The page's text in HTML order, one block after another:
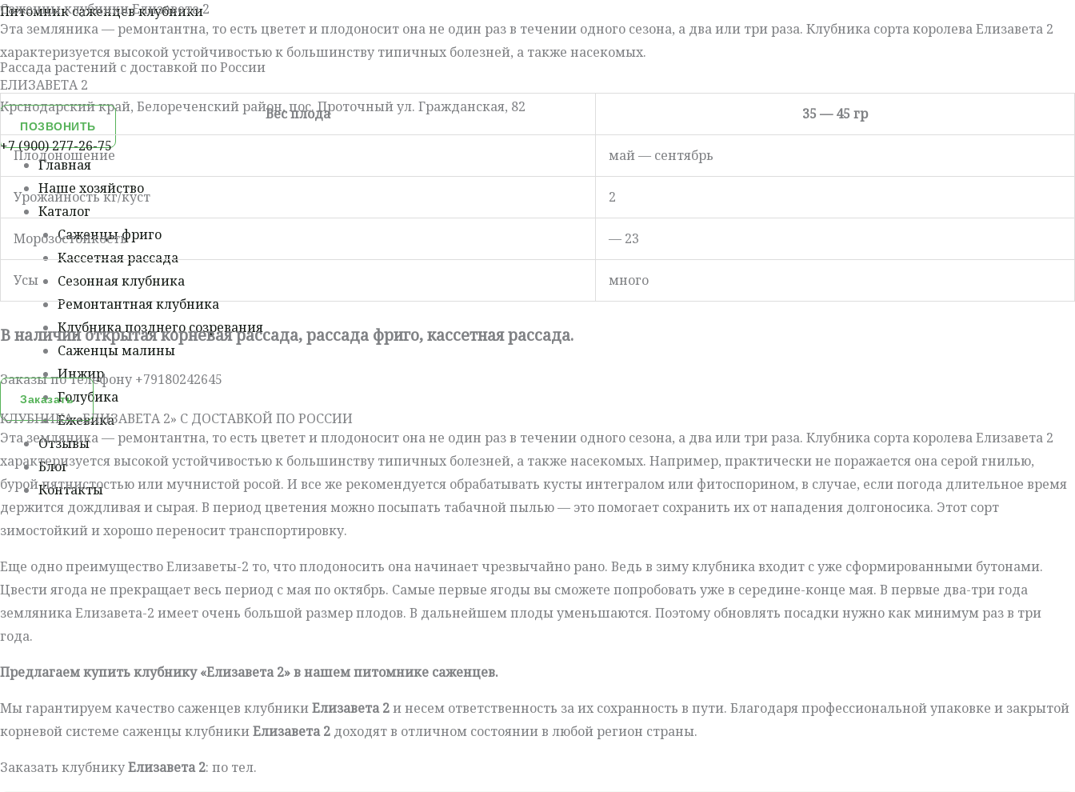
Перейти
к
содержимому
Питомник саженцев клубники
Рассада растений с доставкой по России
Крснодарский край, Белореченский район, пос. Проточный ул. Гражданская, 82
ПОЗВОНИТЬ
+7 (900) 277-26-75
Меню
Главная
Наше хозяйство
Каталог
Саженцы фриго
Кассетная рассада
Сезонная клубника
Ремонтантная клубника
Клубника позднего созревания
Саженцы малины
Инжир
Голубика
Ежевика
Отзывы
Блог
Контакты
Саженцы клубники Елизавета 2
Эта земляника — ремонтантна, то есть цветет и плодоносит она не один раз в течении одного сезона, а два или три раза. Клубника сорта королева Елизавета 2
характеризуется высокой устойчивостью к большинству типичных болезней, а также насекомых.
ЕЛИЗАВЕТА 2
Вес плода
35 — 45 гр
Плодоношение май — сентябрь
Урожайность кг/куст 2
Морозостойкость — 23
Усы много
В наличии открытая корневая рассада, рассада фриго, кассетная рассада.
Заказы по телефону +79180242645
Заказать
КЛУБНИКА «ЕЛИЗАВЕТА 2» С ДОСТАВКОЙ ПО РОССИИ
Эта земляника — ремонтантна, то есть цветет и плодоносит она не один раз в течении одного сезона, а два или три раза. Клубника сорта королева Елизавета 2
характеризуется высокой устойчивостью к большинству типичных болезней, а также насекомых. Например, практически не поражается она серой гнилью,
бурой пятнистостью или мучнистой росой. И все же рекомендуется обрабатывать кусты интегралом или фитоспорином, в случае, если погода длительное время
держится дождливая и сырая. В период цветения можно посыпать табачной пылью — это помогает сохранить их от нападения долгоносика. Этот сорт
зимостойкий и хорошо переносит транспортировку.
Еще одно преимущество Елизаветы-2 то, что плодоносить она начинает чрезвычайно рано. Ведь в зиму клубника входит с уже сформированными бутонами.
Цвести ягода не прекращает весь период с мая по октябрь. Самые первые ягоды вы сможете попробовать уже в середине-конце мая. В первые два-три года
земляника Елизавета-2 имеет очень большой размер плодов. В дальнейшем плоды уменьшаются. Поэтому обновлять посадки нужно как минимум раз в три
года.
Предлагаем купить клубнику «Елизавета 2» в нашем питомнике саженцев.
Мы гарантируем качество саженцев клубникиЕлизавета 2и несем ответственность за их сохранность в пути. Благодаря профессиональной упаковке и закрытой
корневой системе саженцы клубникиЕлизавета 2 доходят в отличном состоянии в любой регион страны.
Заказать клубникуЕлизавета 2: по тел.